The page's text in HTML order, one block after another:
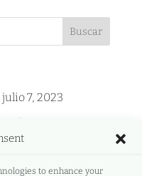
to enhance your
julio 7, 2023
Partners y
Partners y